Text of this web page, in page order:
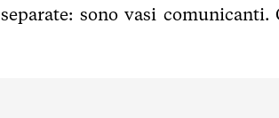
sono vasi